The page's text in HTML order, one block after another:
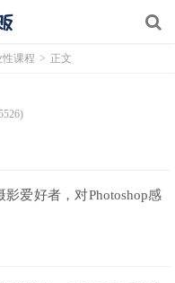
课程 > 正文
爱好者，对Photoshop感